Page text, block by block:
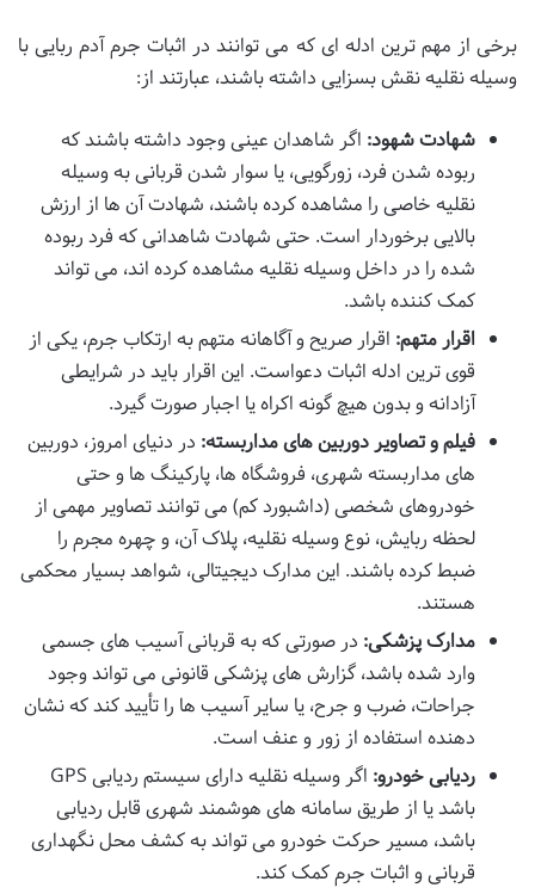
برخی از مهم ترین ادله ای که می توانند در اثبات جرم آدم ربایی با
وسیله نقلیه نقش بسزایی داشته باشند، عبارتند از:
شهادت شهود: اگر شاهدان عینی وجود داشته باشند که
ربوده شدن فرد، زورگویی، یا سوار شدن قربانی به وسیله
نقلیه خاصی را مشاهده کرده باشند، شهادت آن ها از ارزش
بالایی برخوردار است. حتی شهادت شاهدانی که فرد ربوده
شده را در داخل وسیله نقلیه مشاهده کرده اند، می تواند
کمک کننده باشد.
اقرار متهم: اقرار صریح و آگاهانه متهم به ارتکاب جرم، یکی از
قوی ترین ادله اثبات دعواست. این اقرار باید در شرایطی
آزادانه و بدون هیچ گونه اکراه یا اجبار صورت گیرد.
فیلم و تصاویر دوربین های مداربسته: در دنیای امروز، دوربین
های مداربسته شهری، فروشگاه ها، پارکینگ ها و حتی
خودروهای شخصی (داشبورد کم) می توانند تصاویر مهمی از
لحظه ربایش، نوع وسیله نقلیه، پلاک آن، و چهره مجرم را
ضبط کرده باشند. این مدارک دیجیتالی، شواهد بسیار محکمی
هستند.
مدارک پزشکی: در صورتی که به قربانی آسیب های جسمی
وارد شده باشد، گزارش های پزشکی قانونی می تواند وجود
جراحات، ضرب و جرح، یا سایر آسیب ها را تأیید کند که نشان
دهنده استفاده از زور و عنف است.
ردیابی خودرو:
اگر وسیله نقلیه دارای سیستم ردیابی GPS
باشد یا از طریق سامانه های هوشمند شهری قابل ردیابی
باشد، مسیر حرکت خودرو می تواند به کشف محل نگهداری
قربانی و اثبات جرم کمک کند.